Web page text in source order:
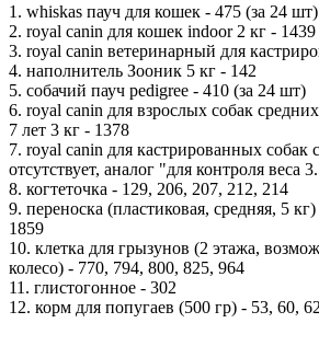
1. whiskas пауч для кошек - 475 (за 24 шт)
2. royal canin для кошек indoor 2 кг - 1439
3. royal canin ветеринарный для
4. наполнитель Зооник 5 кг - 142
5. собачий пауч pedigree - 410 (за 24 шт)
6. royal canin для взрослых собак
7 лет 3 кг - 1378
7. royal canin для кастрированных собак
отсутствует, аналог "для контроля веса
8. когтеточка - 129, 206, 207, 212, 214
9. переноска (пластиковая, средняя, 5
1859
10. клетка для грызунов (2 этажа,
колесо) - 770, 794, 800, 825, 964
11. глистогонное - 302
12. корм для попугаев (500 гр) - 53, 60,